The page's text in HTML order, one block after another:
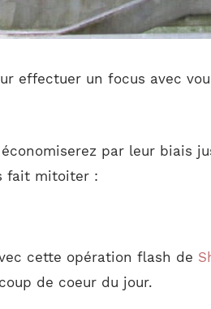
effectuer un focus avec
par leur biais
fait mitoiter :
cette opération flash de
de coeur du jour.